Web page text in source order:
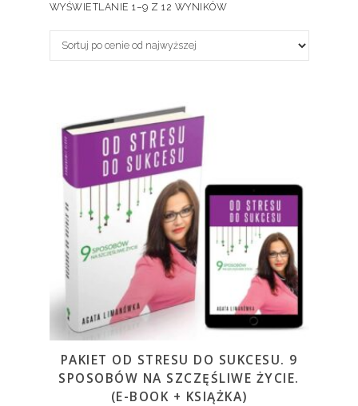
WYŚWIETLANIE 1–9 Z 12 WYNIKÓW
PAKIET OD STRESU DO SUKCESU. 9
SPOSOBÓW NA SZCZĘŚLIWE ŻYCIE.
(E-BOOK + KSIĄŻKA)